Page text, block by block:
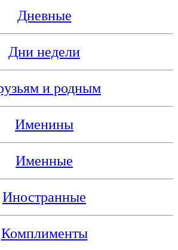
Дневные
Дни недели
и родным
Именины
Именные
Иностранные
Комплименты